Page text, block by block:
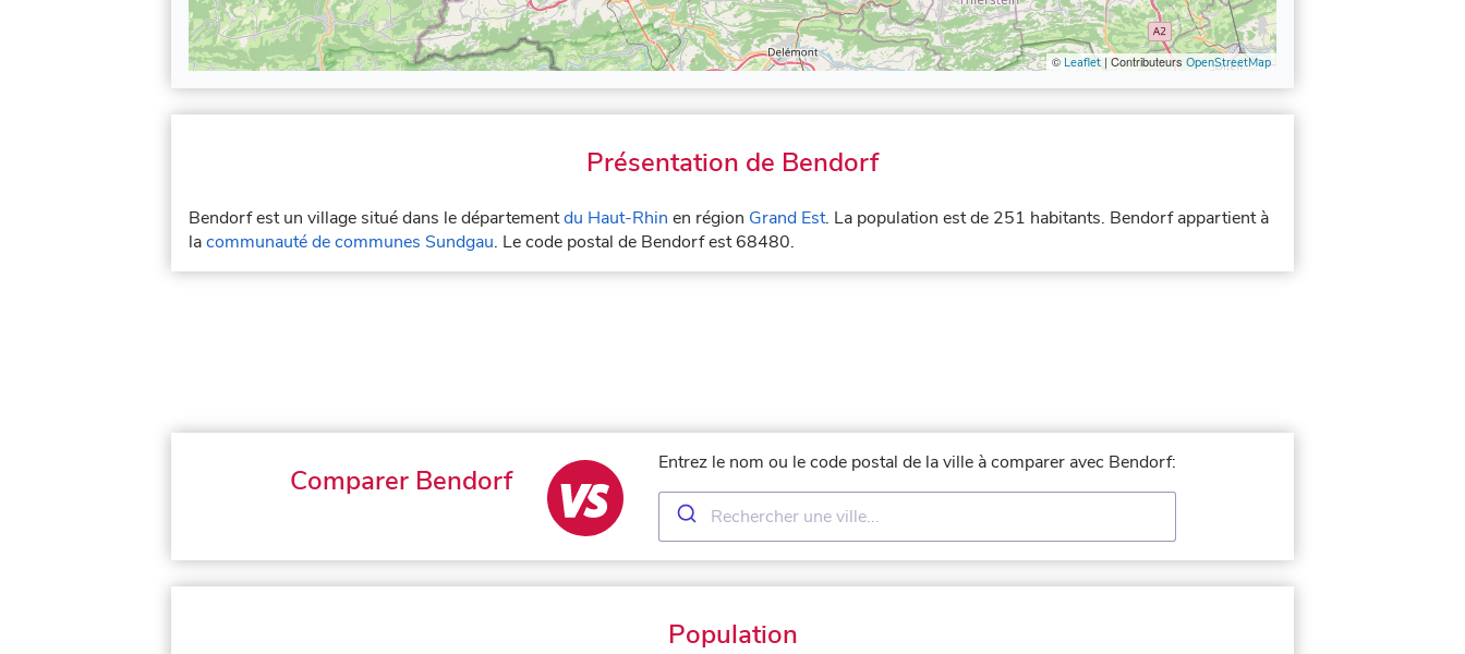
© Leaflet | Contributeurs OpenStreetMap
Présentation de Bendorf
Bendorf est un village situé dans le départementdu Haut-Rhin en région Grand Est. La population est de 251 habitants. Bendorf appartient à
lacommunauté de communes Sundgau. Le code postal de Bendorf est 68480.
Comparer Bendorf
Entrez le nom ou le code postal de la ville à comparer avec Bendorf:
Population